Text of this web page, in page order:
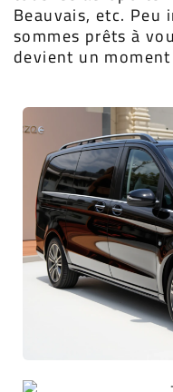
Beauvais, etc. Peu
sommes prêts à
devient un